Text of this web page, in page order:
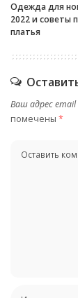
Одежда для
2022 и советы
платья
Ваш адрес email
помечены *